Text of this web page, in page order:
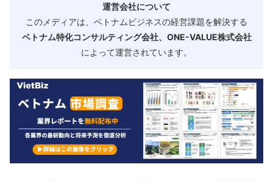
運営会社について
このメディアは、ベトナムビジネスの経営課題を解決する
ベトナム特化コンサルティング会社、ONE-VALUE株式会社
によって運営されています。